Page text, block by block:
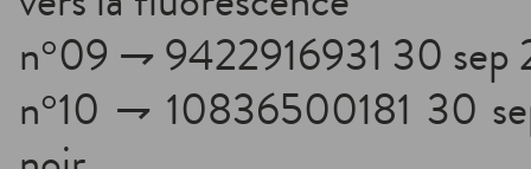
n°09 ⇁ 9422916931 30 sep
n°10 ⇁ 10836500181 30